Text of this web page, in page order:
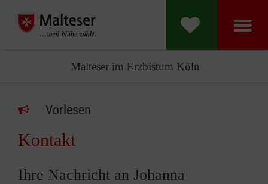
Malteser im Erzbistum Köln
Vorlesen
Kontakt
Ihre Nachricht an Johanna